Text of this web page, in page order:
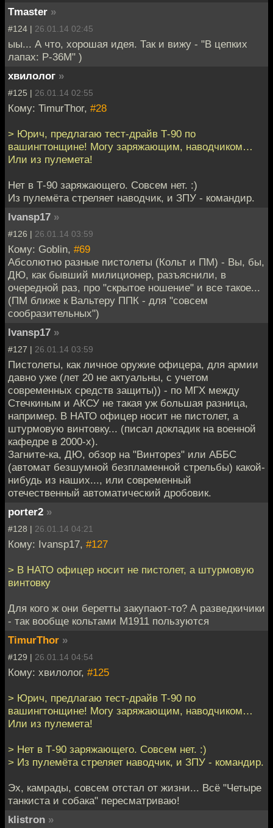
Tmaster »
#124 | 26.01.14 02:45
ыы... А что, хорошая идея. Так и вижу - "В цепких
лапах: Р-36М" )
хвилолог »
#125 | 26.01.14 02:55
Кому: TimurThor, #28
> Юрич, предлагаю тест-драйв Т-90 по
вашингтонщине! Могу заряжающим, наводчиком…
Или из пулемета!
Нет в Т-90 заряжающего. Совсем нет. :)
Из пулемёта стреляет наводчик, и ЗПУ - командир.
Ivansp17 »
#126 | 26.01.14 03:59
Кому: Goblin, #69
Абсолютно разные пистолеты (Кольт и ПМ) - Вы, бы,
ДЮ, как бывший милиционер, разъяснили, в
очередной раз, про "скрытое ношение" и все такое...
(ПМ ближе к Вальтеру ППК - для "совсем
сообразительных")
Ivansp17 »
#127 | 26.01.14 03:59
Пистолеты, как личное оружие офицера, для армии
давно уже (лет 20 не актуальны, с учетом
современных средств защиты)) - по МГХ между
Стечкиным и АКСУ не такая уж большая разница,
например. В НАТО офицер носит не пистолет, а
штурмовую винтовку... (писал докладик на военной
кафедре в 2000-х).
Загните-ка, ДЮ, обзор на "Винторез" или АББС
(автомат безшумной безпламенной стрельбы) какой-
нибудь из наших..., или современный
отечественный автоматический дробовик.
porter2 »
#128 | 26.01.14 04:21
Кому: Ivansp17, #127
> В НАТО офицер носит не пистолет, а штурмовую
винтовку
Для кого ж они беретты закупают-то? А разведкичики
- так вообще кольтами М1911 пользуются
TimurThor »
#129 | 26.01.14 04:54
Кому: хвилолог, #125
> Юрич, предлагаю тест-драйв Т-90 по
вашингтонщине! Могу заряжающим, наводчиком…
Или из пулемета!
> Нет в Т-90 заряжающего. Совсем нет. :)
> Из пулемёта стреляет наводчик, и ЗПУ - командир.
Эх, камрады, совсем отстал от жизни... Всё "Четыре
танкиста и собака" пересматриваю!
klistron »